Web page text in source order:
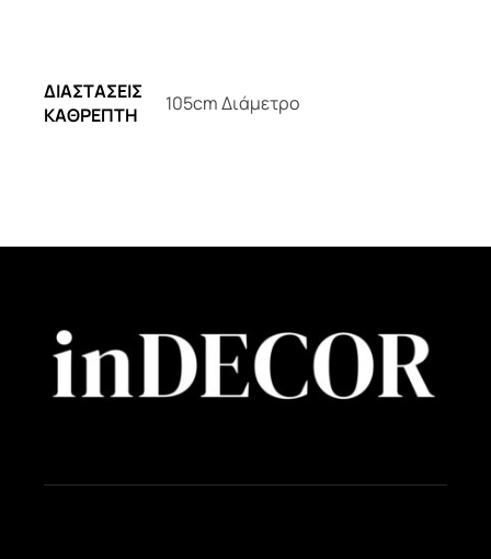
ΔΙΑΣΤΑΣΕΙΣ
ΚΑΘΡΕΠΤΗ
105cm Διάμετρο